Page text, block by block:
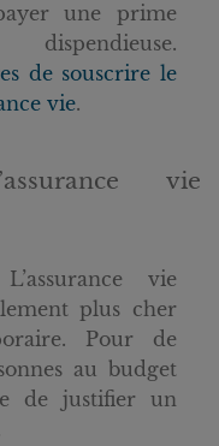
une prime
de souscrire le
vie.
vie
vie
plus cher
Pour de
au budget
de justifier un